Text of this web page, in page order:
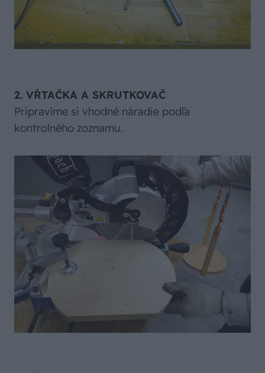
2. VŔTAČKA A SKRUTKOVAČ
Pripravíme si vhodné náradie podľa
kontrolného zoznamu.